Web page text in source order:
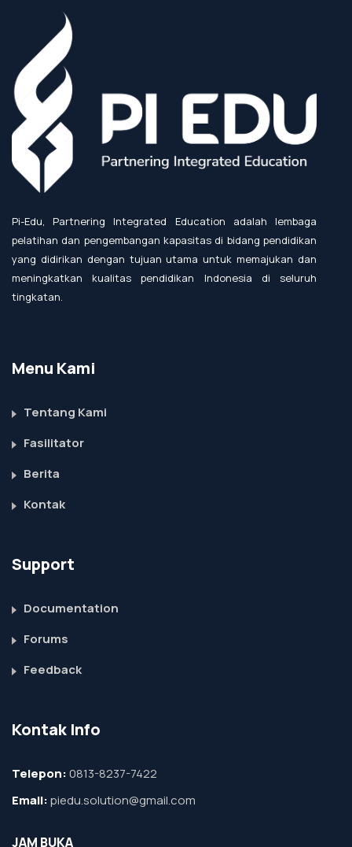
Pi-Edu, Partnering Integrated Education adalah lembaga
pelatihan dan pengembangan kapasitas di bidang pendidikan
yang didirikan dengan tujuan utama untuk memajukan dan
meningkatkan kualitas pendidikan Indonesia di seluruh
tingkatan.
Menu Kami
Tentang Kami
Fasilitator
Berita
Kontak
Support
Documentation
Forums
Feedback
Kontak Info
Telepon:0813-8237-7422
Email:piedu.solution@gmail.com
JAM BUKA